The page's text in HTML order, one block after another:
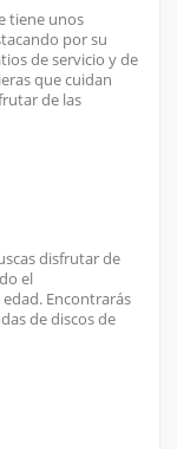
tiene unos
por su
de servicio y de
que cuidan
de las
disfrutar de
el
Encontrarás
de discos de